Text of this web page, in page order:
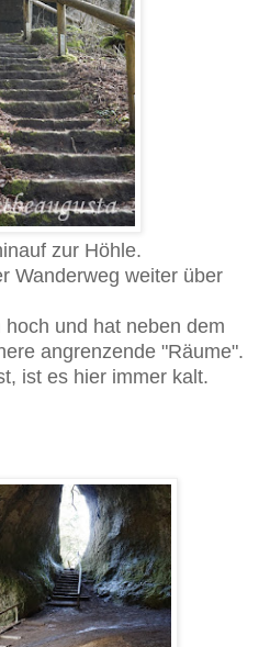
zur Höhle.
Wanderweg weiter über
und hat neben dem
angrenzende "Räume".
ist es hier immer kalt.